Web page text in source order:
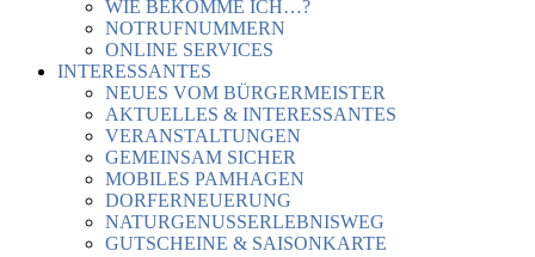
WIE BEKOMME ICH…?
NOTRUFNUMMERN
ONLINE SERVICES
INTERESSANTES
NEUES VOM BÜRGERMEISTER
AKTUELLES & INTERESSANTES
VERANSTALTUNGEN
GEMEINSAM SICHER
MOBILES PAMHAGEN
DORFERNEUERUNG
NATURGENUSSERLEBNISWEG
GUTSCHEINE & SAISONKARTE